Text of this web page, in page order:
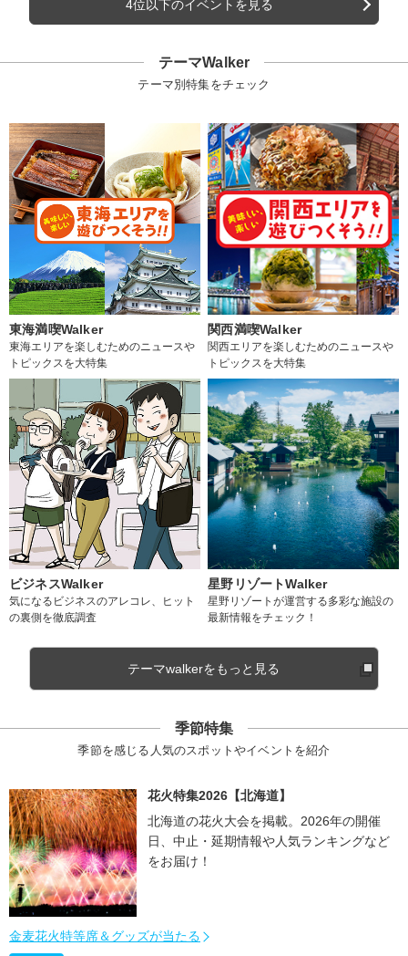
4位以下のイベントを見る
テーマWalker
テーマ別特集をチェック
東海満喫Walker
東海エリアを楽しむためのニュースや
トピックスを大特集
関西満喫Walker
関西エリアを楽しむためのニュースや
トピックスを大特集
ビジネスWalker
気になるビジネスのアレコレ、ヒット
の裏側を徹底調査
星野リゾートWalker
星野リゾートが運営する多彩な施設の
最新情報をチェック！
テーマwalkerをもっと見る
季節特集
季節を感じる人気のスポットやイベントを紹介
花火特集2026【北海道】
北海道の花火大会を掲載。2026年の開催
日、中止・延期情報や人気ランキングなど
をお届け！
金麦花火特等席＆グッズが当たる